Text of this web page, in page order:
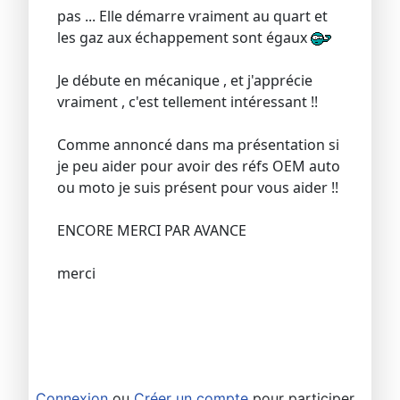
pas ... Elle démarre vraiment au quart et
les gaz aux échappement sont égaux
Je débute en mécanique , et j'apprécie
vraiment , c'est tellement intéressant !!
Comme annoncé dans ma présentation si
je peu aider pour avoir des réfs OEM auto
ou moto je suis présent pour vous aider !!
ENCORE MERCI PAR AVANCE
merci